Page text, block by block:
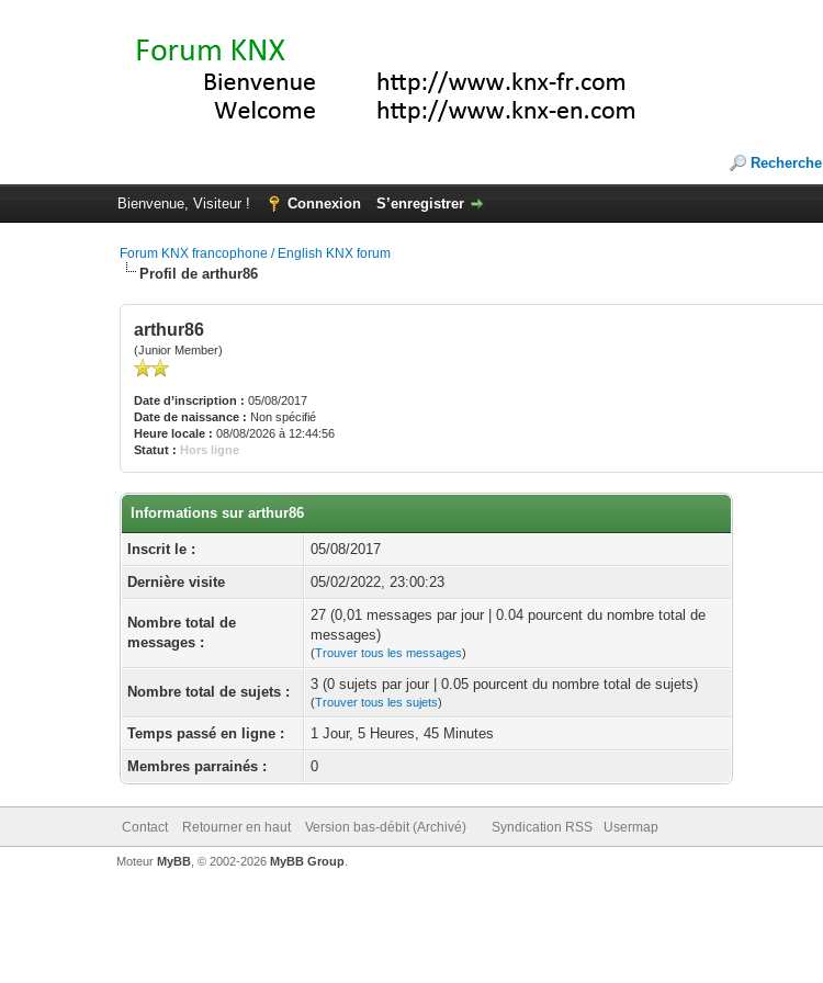
Recherche
Bienvenue, Visiteur ! Connexion S’enregistrer
Forum KNX francophone / English KNX forum
Profil de arthur86
arthur86
(Junior Member)
Date d’inscription : 05/08/2017
Date de naissance : Non spécifié
Heure locale : 08/08/2026 à 12:44:56
Statut : Hors ligne
Informations sur arthur86
Inscrit le :
05/08/2017
Dernière visite
05/02/2022, 23:00:23
Nombre total de
messages :
27 (0,01 messages par jour | 0.04 pourcent du nombre total de
messages)
(Trouver tous les messages)
Nombre total de sujets : 3 (0 sujets par jour | 0.05 pourcent du nombre total de sujets)
(Trouver tous les sujets)
Temps passé en ligne :
1 Jour, 5 Heures, 45 Minutes
Membres parrainés :
0
Contact Retourner en haut Version bas-débit (Archivé) Syndication RSS Usermap
Moteur MyBB, © 2002-2026 MyBB Group.